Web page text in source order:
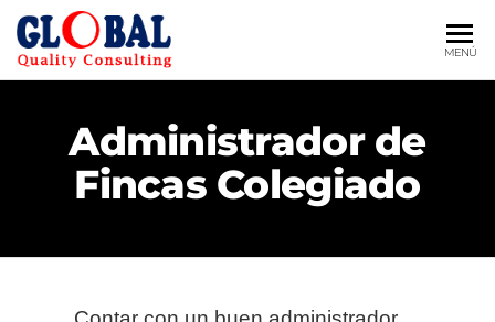
GLOBAL
QUALITY
CONSULTING
Administración
Gestión
Inmobiliaria y
Correduría de
Seguros
MENÚ
Administrador de
Fincas Colegiado